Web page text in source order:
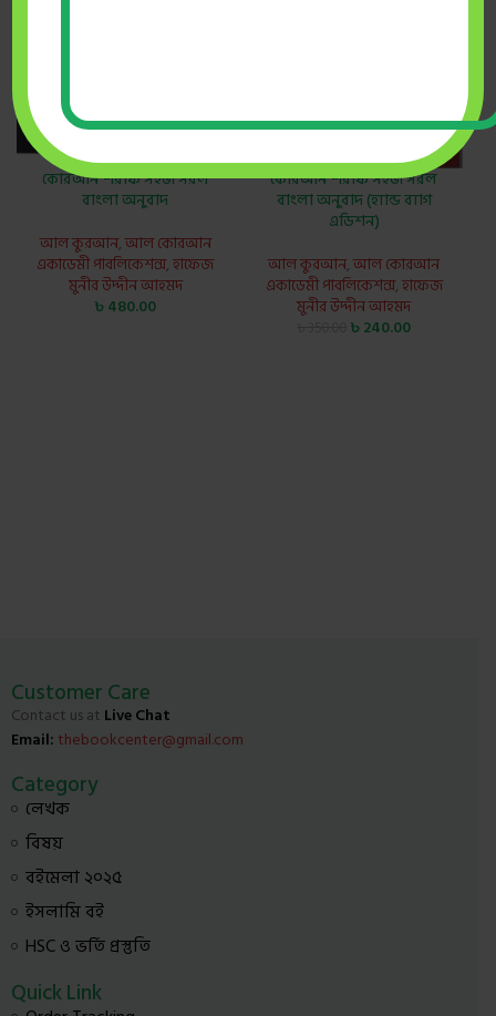
কোরআন শরীফ সহজ সরল
বাংলা অনুবাদ
আল কুরআন,আল কোরআন
একাডেমী পাবলিকেশন্স,হাফেজ
মুনীর উদ্দীন আহমদ
৳480.00
কোরআন শরীফ সহজ সরল
বাংলা অনুবাদ (হ্যান্ড ব্যাগ
এডিশন)
আল কুরআন,আল কোরআন
একাডেমী পাবলিকেশন্স,হাফেজ
মুনীর উদ্দীন আহমদ
৳240.00
Customer Care
Contact us at Live Chat
Email: thebookcenter@gmail.com
Category
লেখক
বিষয়
বইমেলা ২০২৫
ইসলামি বই
HSC ও ভর্তি প্রস্তুতি
Quick Link